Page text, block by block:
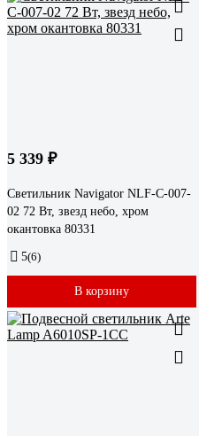
5 339 ₽
Светильник Navigator NLF-C-007-
02 72 Вт, звезд небо, хром
окантовка 80331
5(6)
В корзину